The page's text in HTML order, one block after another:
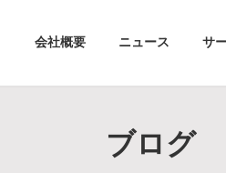
会社概要 ニュース サ
ブログ